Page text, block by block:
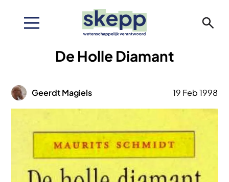
De Holle Diamant
Afbeelding
Geerdt Magiels 19 Feb 1998